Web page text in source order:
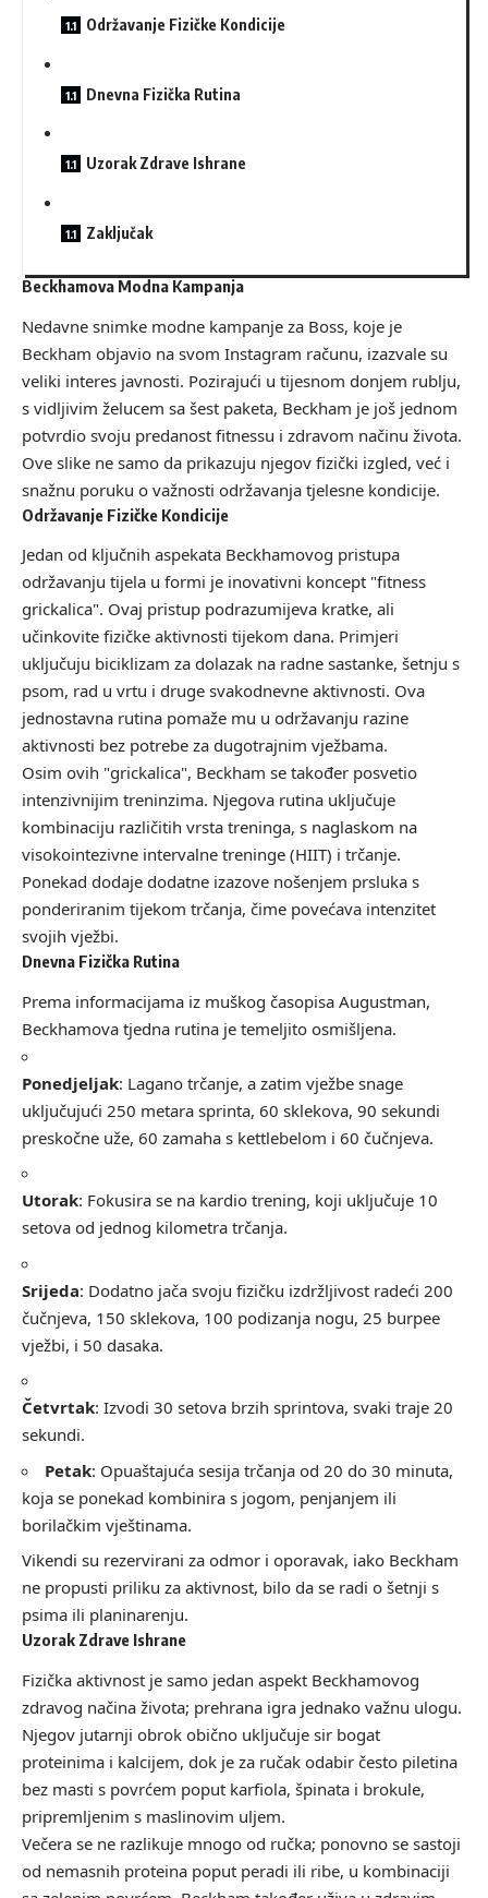
Održavanje Fizičke Kondicije
Dnevna Fizička Rutina
Uzorak Zdrave Ishrane
Zaključak
Beckhamova Modna Kampanja
Nedavne snimke modne kampanje za Boss, koje je
Beckham objavio na svom Instagram računu, izazvale su
veliki interes javnosti. Pozirajući u tijesnom donjem rublju,
s vidljivim želucem sa šest paketa, Beckham je još jednom
potvrdio svoju predanost fitnessu i zdravom načinu života.
Ove slike ne samo da prikazuju njegov fizički izgled, već i
snažnu poruku o važnosti održavanja tjelesne kondicije.
Održavanje Fizičke Kondicije
Jedan od ključnih aspekata Beckhamovog pristupa
održavanju tijela u formi je inovativni koncept "fitness
grickalica". Ovaj pristup podrazumijeva kratke, ali
učinkovite fizičke aktivnosti tijekom dana. Primjeri
uključuju biciklizam za dolazak na radne sastanke, šetnju s
psom, rad u vrtu i druge svakodnevne aktivnosti. Ova
jednostavna rutina pomaže mu u održavanju razine
aktivnosti bez potrebe za dugotrajnim vježbama.
Osim ovih "grickalica", Beckham se također posvetio
intenzivnijim treninzima. Njegova rutina uključuje
kombinaciju različitih vrsta treninga, s naglaskom na
visokointezivne intervalne treninge (HIIT) i trčanje.
Ponekad dodaje dodatne izazove nošenjem prsluka s
ponderiranim tijekom trčanja, čime povećava intenzitet
svojih vježbi.
Dnevna Fizička Rutina
Prema informacijama iz muškog časopisa Augustman,
Beckhamova tjedna rutina je temeljito osmišljena.
Ponedjeljak: Lagano trčanje, a zatim vježbe snage
uključujući 250 metara sprinta, 60 sklekova, 90 sekundi
preskočne uže, 60 zamaha s kettlebelom i 60 čučnjeva.
Utorak: Fokusira se na kardio trening, koji uključuje 10
setova od jednog kilometra trčanja.
Srijeda: Dodatno jača svoju fizičku izdržljivost radeći 200
čučnjeva, 150 sklekova, 100 podizanja nogu, 25 burpee
vježbi, i 50 dasaka.
Četvrtak: Izvodi 30 setova brzih sprintova, svaki traje 20
sekundi.
Petak: Opuaštajuća sesija trčanja od 20 do 30 minuta,
koja se ponekad kombinira s jogom, penjanjem ili
borilačkim vještinama.
Vikendi su rezervirani za odmor i oporavak, iako Beckham
ne propusti priliku za aktivnost, bilo da se radi o šetnji s
psima ili planinarenju.
Uzorak Zdrave Ishrane
Fizička aktivnost je samo jedan aspekt Beckhamovog
zdravog načina života; prehrana igra jednako važnu ulogu.
Njegov jutarnji obrok obično uključuje sir bogat
proteinima i kalcijem, dok je za ručak odabir često piletina
bez masti s povrćem poput karfiola, špinata i brokule,
pripremljenim s maslinovim uljem.
Večera se ne razlikuje mnogo od ručka; ponovno se sastoji
od nemasnih proteina poput peradi ili ribe, u kombinaciji